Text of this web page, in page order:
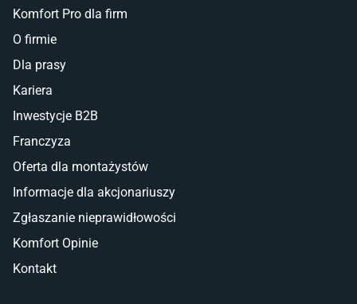
Komfort Pro dla firm
O firmie
Dla prasy
Kariera
Inwestycje B2B
Franczyza
Oferta dla montażystów
Informacje dla akcjonariuszy
Zgłaszanie nieprawidłowości
Komfort Opinie
Kontakt